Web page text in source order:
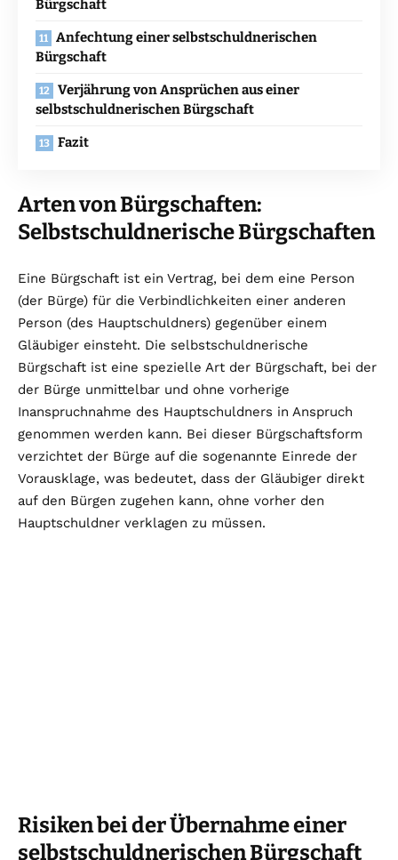
Bürgschaft
Anfechtung einer selbstschuldnerischen
Bürgschaft
Verjährung von Ansprüchen aus einer
selbstschuldnerischen Bürgschaft
Fazit
Arten von Bürgschaften:
Selbstschuldnerische Bürgschaften
Eine Bürgschaft ist ein Vertrag, bei dem eine Person
(der Bürge) für die Verbindlichkeiten einer anderen
Person (des Hauptschuldners) gegenüber einem
Gläubiger einsteht. Die selbstschuldnerische
Bürgschaft ist eine spezielle Art der Bürgschaft, bei der
der Bürge unmittelbar und ohne vorherige
Inanspruchnahme des Hauptschuldners in Anspruch
genommen werden kann. Bei dieser Bürgschaftsform
verzichtet der Bürge auf die sogenannte Einrede der
Vorausklage, was bedeutet, dass der Gläubiger direkt
auf den Bürgen zugehen kann, ohne vorher den
Hauptschuldner verklagen zu müssen.
Risiken bei der Übernahme einer
selbstschuldnerischen Bürgschaft